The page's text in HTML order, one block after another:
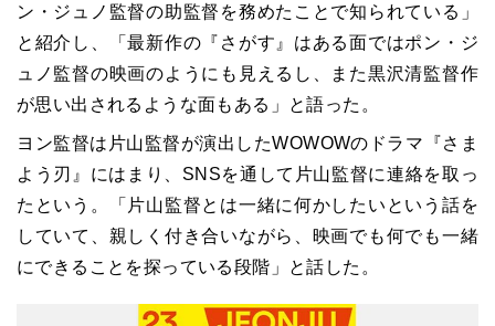
ン・ジュノ監督の助監督を務めたことで知られている」
と紹介し、「最新作の『さがす』はある面ではポン・ジ
ュノ監督の映画のようにも見えるし、また黒沢清監督作
が思い出されるような面もある」と語った。
ヨン監督は片山監督が演出したWOWOWのドラマ『さま
よう刃』にはまり、SNSを通して片山監督に連絡を取っ
たという。「片山監督とは一緒に何かしたいという話を
していて、親しく付き合いながら、映画でも何でも一緒
にできることを探っている段階」と話した。